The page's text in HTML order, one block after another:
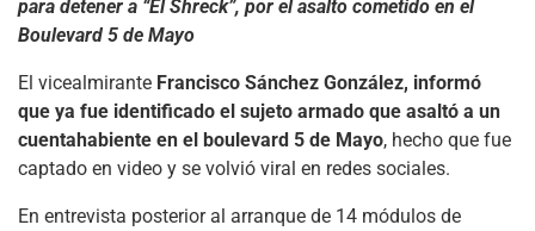
para detener a “El Shreck”, por el asalto cometido en el
Boulevard 5 de Mayo
El vicealmirante Francisco Sánchez González, informó
que ya fue identificado el sujeto armado que asaltó a un
cuentahabiente en el boulevard 5 de Mayo, hecho que fue
captado en video y se volvió viral en redes sociales.
En entrevista posterior al arranque de 14 módulos de